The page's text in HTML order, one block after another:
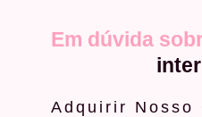
Em dúvida
Adquirir Nosso